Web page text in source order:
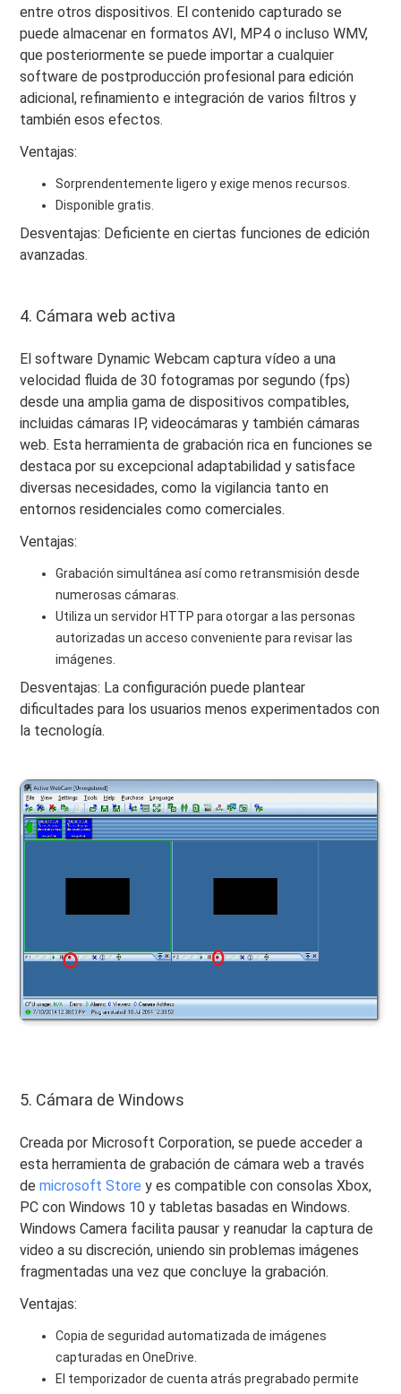
entre otros dispositivos. El contenido capturado se
puede almacenar en formatos AVI, MP4 o incluso WMV,
que posteriormente se puede importar a cualquier
software de postproducción profesional para edición
adicional, refinamiento e integración de varios filtros y
también esos efectos.
Ventajas:
Sorprendentemente ligero y exige menos recursos.
Disponible gratis.
Desventajas: Deficiente en ciertas funciones de edición
avanzadas.
4. Cámara web activa
El software Dynamic Webcam captura vídeo a una
velocidad fluida de 30 fotogramas por segundo (fps)
desde una amplia gama de dispositivos compatibles,
incluidas cámaras IP, videocámaras y también cámaras
web. Esta herramienta de grabación rica en funciones se
destaca por su excepcional adaptabilidad y satisface
diversas necesidades, como la vigilancia tanto en
entornos residenciales como comerciales.
Ventajas:
Grabación simultánea así como retransmisión desde
numerosas cámaras.
Utiliza un servidor HTTP para otorgar a las personas
autorizadas un acceso conveniente para revisar las
imágenes.
Desventajas: La configuración puede plantear
dificultades para los usuarios menos experimentados con
la tecnología.
5. Cámara de Windows
Creada por Microsoft Corporation, se puede acceder a
esta herramienta de grabación de cámara web a través
demicrosoft Store y es compatible con consolas Xbox,
PC con Windows 10 y tabletas basadas en Windows.
Windows Camera facilita pausar y reanudar la captura de
video a su discreción, uniendo sin problemas imágenes
fragmentadas una vez que concluye la grabación.
Ventajas:
Copia de seguridad automatizada de imágenes
capturadas en OneDrive.
El temporizador de cuenta atrás pregrabado permite